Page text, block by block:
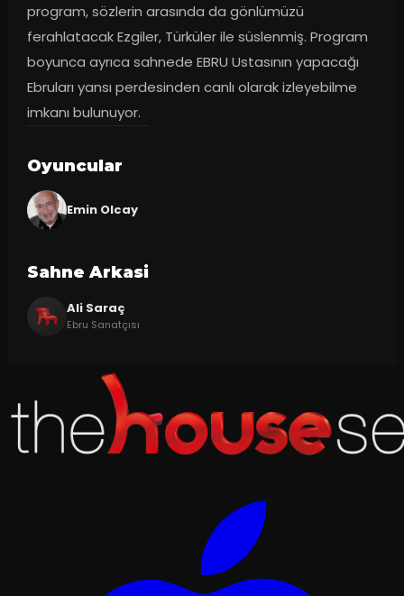
program, sözlerin arasında da gönlümüzü
ferahlatacak Ezgiler, Türküler ile süslenmiş. Program
boyunca ayrıca sahnede EBRU Ustasının yapacağı
Ebruları yansı perdesinden canlı olarak izleyebilme
imkanı bulunuyor.
Oyuncular
Emin Olcay
Sahne Arkasi
Ali Saraç
Ebru Sanatçısı